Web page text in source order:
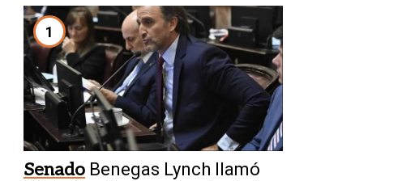
1
Senado Benegas Lynch llamó